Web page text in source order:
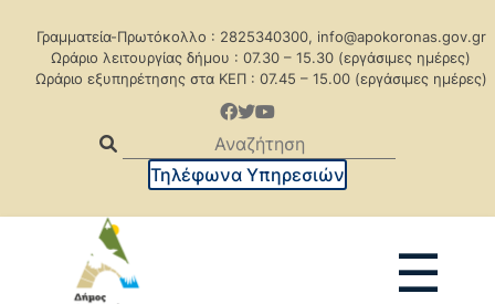
Γραμματεία-Πρωτόκολλο : 2825340300, info@apokoronas.gov.gr
Ωράριο λειτουργίας δήμου : 07.30 – 15.30 (εργάσιμες ημέρες)
Ωράριο εξυπηρέτησης στα ΚΕΠ : 07.45 – 15.00 (εργάσιμες ημέρες)
Τηλέφωνα Υπηρεσιών
☰